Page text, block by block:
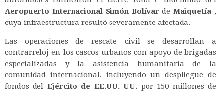
Aeropuerto Internacional Simón Bolívar deMaiquetía ,
cuya infraestructura resultó severamente afectada.
Las operaciones de rescate civil se desarrollan a
contrarreloj en los cascos urbanos con apoyo de brigadas
especializadas y la asistencia humanitaria de la
comunidad internacional, incluyendo un despliegue de
fondos del Ejército de EE.UU. UU. por 150 millones de